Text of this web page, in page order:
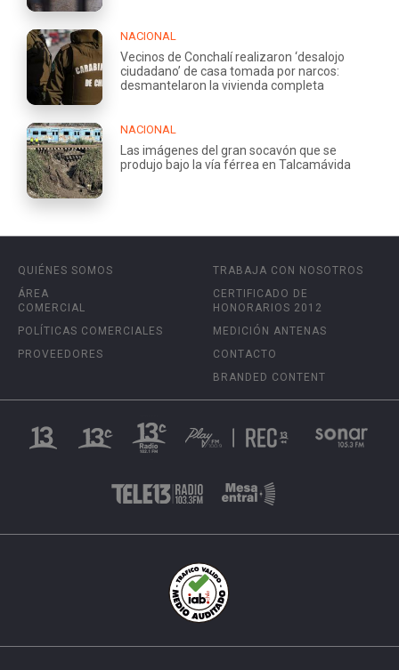
NACIONAL
Vecinos de Conchalí realizaron ‘desalojo
ciudadano’ de casa tomada por narcos:
desmantelaron la vivienda completa
NACIONAL
Las imágenes del gran socavón que se
produjo bajo la vía férrea en Talcamávida
QUIÉNES SOMOS
ÁREA
COMERCIAL
POLÍTICAS COMERCIALES
PROVEEDORES
TRABAJA CON NOSOTROS
CERTIFICADO DE
HONORARIOS 2012
MEDICIÓN ANTENAS
CONTACTO
BRANDED CONTENT